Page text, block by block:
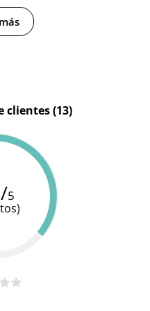
Diversual
Basics
-
clientes (13)
5